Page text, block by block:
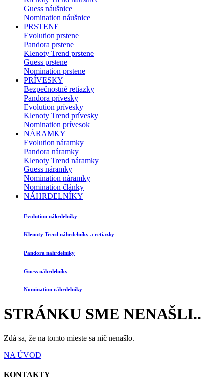
Guess náušnice
Nomination náušnice
PRSTENE
Evolution prstene
Pandora prstene
Klenoty Trend prstene
Guess prstene
Nomination prstene
PRÍVESKY
Bezpečnostné retiazky
Pandora prívesky
Evolution prívesky
Klenoty Trend prívesky
Nomination prívesok
NÁRAMKY
Evolution náramky
Pandora náramky
Klenoty Trend náramky
Guess náramky
Nomination náramky
Nomination články
NÁHRDELNÍKY
Evolution náhrdelníky
Klenoty Trend náhrdelníky a retiazky
Pandora nahrdelníky
Guess náhrdelníky
Nomination náhrdelníky
STRÁNKU SME NENAŠLI..
Zdá sa, že na tomto mieste sa nič nenašlo.
NA ÚVOD
KONTAKTY